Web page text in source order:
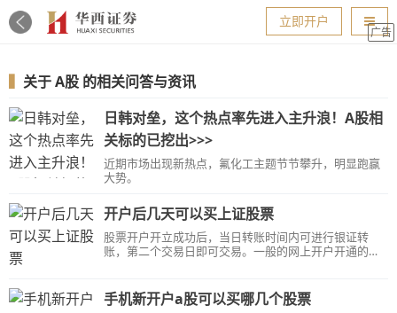
导航
立即开户
广告
关于A股 的相关问答与资讯
日韩对垒，这个热点率先进入主升浪！A股相
关标的已挖出>>>
近期市场出现新热点，氟化工主题节节攀升，明显跑赢
大势。
开户后几天可以买上证股票
股票开户开立成功后，当日转账时间内可进行银证转
账，第二个交易日即可交易。一般的网上开户开通的是A
手机新开户a股可以买哪几个股票